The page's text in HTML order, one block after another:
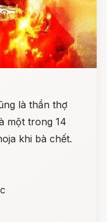
là thần thợ
một trong 14
khi bà chết.